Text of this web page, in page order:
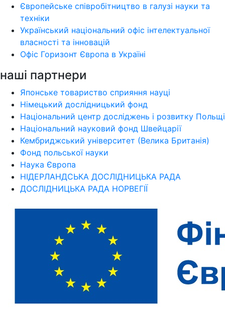
Європейське співробітництво в галузі науки та
техніки
Український національний офіс інтелектуальної
власності та інновацій
Офіс Горизонт Європа в Україні
наші партнери
Японське товариство сприяння науці
Німецький дослідницький фонд
Національний центр досліджень і розвитку Польщі
Національний науковий фонд Швейцарії
Кембриджський університет (Велика Британія)
Фонд польської науки
Наука Європа
НІДЕРЛАНДСЬКА ДОСЛІДНИЦЬКА РАДА
ДОСЛІДНИЦЬКА РАДА НОРВЕГІЇ